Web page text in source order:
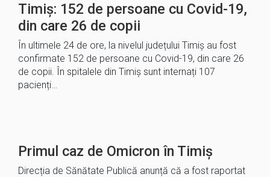
Timiș: 152 de persoane cu Covid-19,
din care 26 de copii
În ultimele 24 de ore, la nivelul județului Timiș au fost
confirmate 152 de persoane cu Covid-19, din care 26
de copii. În spitalele din Timiș sunt internați 107
pacienți…
Primul caz de Omicron în Timiș
Direcția de Sănătate Publică anunță că a fost raportat